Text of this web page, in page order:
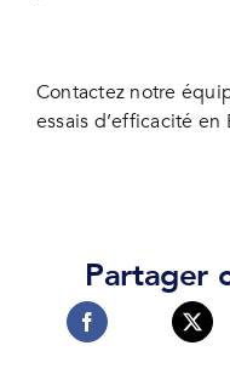
Contactez notre
essais d’efficacité en
Partager